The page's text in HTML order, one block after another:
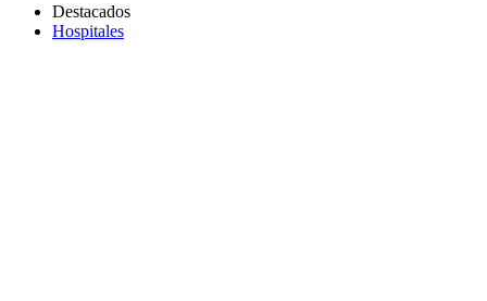
Destacados
Hospitales